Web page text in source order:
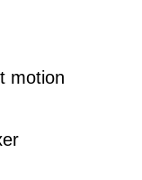
motion